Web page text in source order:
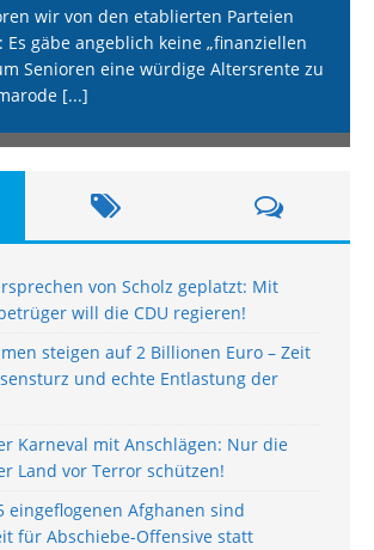
wir von den etablierten Parteien
Es gäbe angeblich keine „finanziellen
Senioren eine würdige Altersrente zu
[...]
von Scholz geplatzt: Mit
will die CDU regieren!
steigen auf 2 Billionen Euro – Zeit
und echte Entlastung der
Karneval mit Anschlägen: Nur die
Land vor Terror schützen!
eingeflogenen Afghanen sind
für Abschiebe-Offensive statt